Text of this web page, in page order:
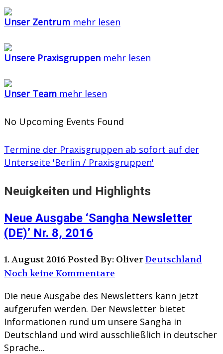
Unser Zentrum mehr lesen
Unsere Praxisgruppen mehr lesen
Unser Team mehr lesen
No Upcoming Events Found
Termine der Praxisgruppen ab sofort auf der
Unterseite 'Berlin / Praxisgruppen'
Neuigkeiten und Highlights
Neue Ausgabe ‘Sangha Newsletter
(DE)’ Nr. 8, 2016
1. August 2016 Posted By: OliverDeutschland
Noch keine Kommentare
Die neue Ausgabe des Newsletters kann jetzt
aufgerufen werden. Der Newsletter bietet
Informationen rund um unsere Sangha in
Deutschland und wird ausschließlich in deutscher
Sprache...